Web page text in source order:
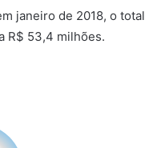
janeiro de 2018, o total
R$ 53,4 milhões.